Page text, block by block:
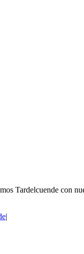
Tardelcuende con
|